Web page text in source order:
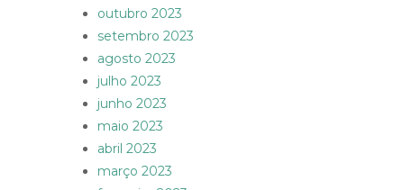
outubro 2023
setembro 2023
agosto 2023
julho 2023
junho 2023
maio 2023
abril 2023
março 2023